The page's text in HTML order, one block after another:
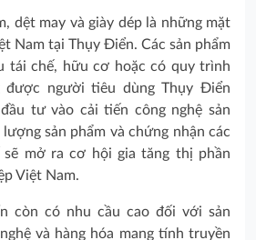
dệt may và giày dép là những mặt
Nam tại Thụy Điển. Các sản phẩm
tái chế, hữu cơ hoặc có quy trình
được người tiêu dùng Thụy Điển
tư vào cải tiến công nghệ sản
sản phẩm và chứng nhận các
mở ra cơ hội gia tăng thị phần
Việt Nam.
còn có nhu cầu cao đối với sản
và hàng hóa mang tính truyền